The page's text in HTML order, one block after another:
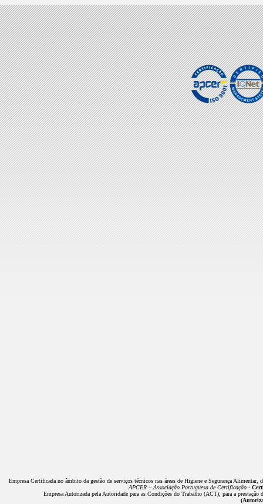
Empresa Certificada no âmbito da gestão de serviços técnicos nas áreas de Higiene e Segurança
APCER – Associação Portuguesa de Certificação -
Empresa Autorizada pela Autoridade para as Condições do Trabalho (ACT), para a